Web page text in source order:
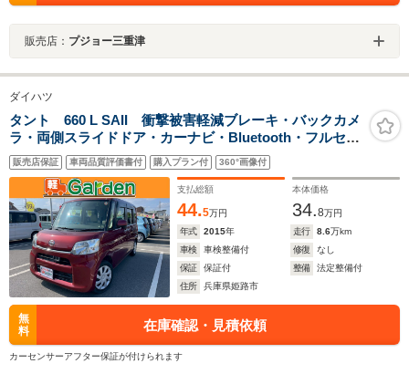
販売店： プジョー三重津
ダイハツ
タント 660 L SAII 衝撃被害軽減ブレーキ・バックカメ
ラ・両側スライドドア・カーナビ・Bluetooth・フルセグ
TV・CD/DVD再生・禁煙車・アイドリングストップ・ベ
ンチシート・ルームクリーニング!
販売店保証 車両品質評価書付 購入プラン付 360°画像付
支払総額
44.5万円
本体価格
34.8万円
年式
2015年 走行 8.6万km
車検
車検整備付 修復
なし
保証
保証付 整備
法定整備付
住所
兵庫県姫路市
無
料
在庫確認・見積依頼
カーセンサーアフター保証が付けられます